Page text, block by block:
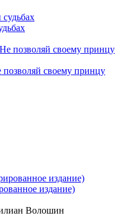
своему принцу
издание)
Волошин